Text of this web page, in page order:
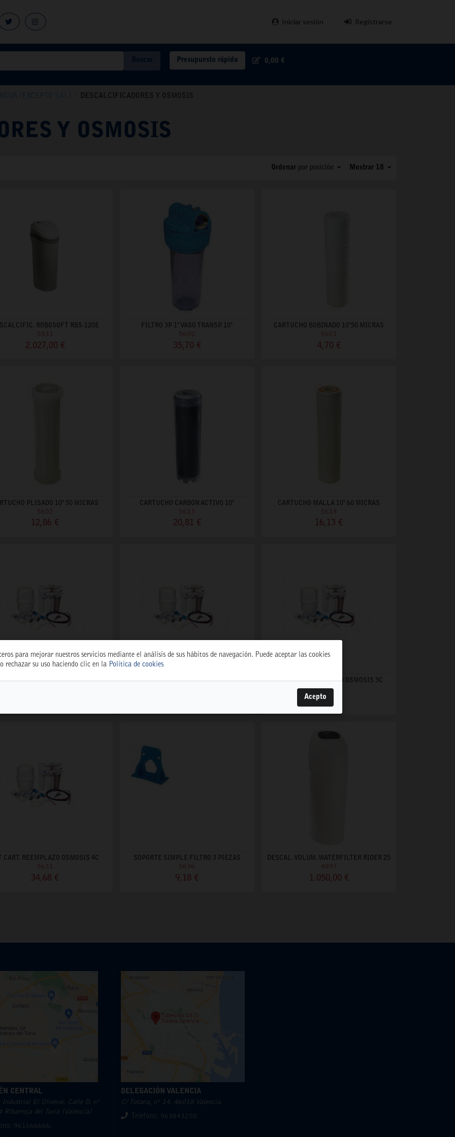
Iniciar sesión Registrarse
Presupuesto rápido 0,00 €
(EXCEPTO SAL) DESCALCIFICADORES Y OSMOSIS
Y OSMOSIS
Mostrar 18
Ordenar por posición
ROBOSOFT RBS-120E
5531
2.027,00 €
FILTRO 3P 1" VASO TRANSP. 10"
5600
35,70 €
CARTUCHO BOBINADO 10"50 MICRAS
5601
4,70 €
PLISADO 10" 50 MICRAS
5602
12,86 €
CARTUCHO CARBON ACTIVO 10"
5613
20,81 €
CARTUCHO MALLA 10" 60 MICRAS
5614
16,13 €
DOMEST. 5 ETAP. S/BOMBA OSMOSIS DOMEST. 5 ETAP. C/BOMBA KIT CART. REEMPLAZO OSMOSIS 3C
5630
25,50 €
CART. REEMPLAZO OSMOSIS 4C
5631
34,68 €
SOPORTE SIMPLE FILTRO 3 PIEZAS
5636
9,18 €
DESCAL. VOLUM. WATERFILTER RIDER 25
4897
1.050,00 €
CENTRAL
Industrial El Oliveral. Calle D. nº
Ribarroja del Turia (Valencia)
961666666.
DELEGACIÓN VALENCIA
C/ Totana, nº 14. 46018 Valencia.
Teléfono: 963843200.
para mejorar nuestros servicios mediante el análisis de sus hábitos de navegación. Puede aceptar las cookies
rechazar su uso haciendo clic en la Política de cookies
Acepto